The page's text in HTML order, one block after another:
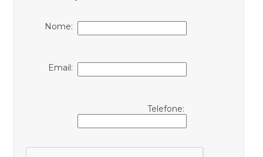
Nome:
Email:
Telefone: